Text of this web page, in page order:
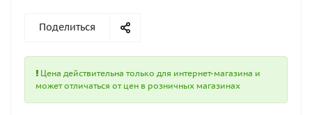
Поделиться
Цена действительна только для интернет-магазина и
может отличаться от цен в розничных магазинах